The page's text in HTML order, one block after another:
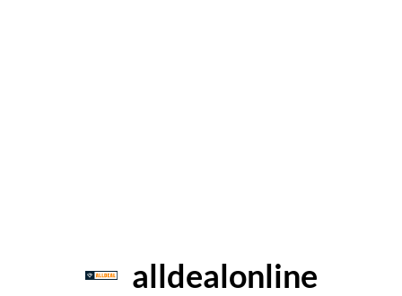
alldealonline